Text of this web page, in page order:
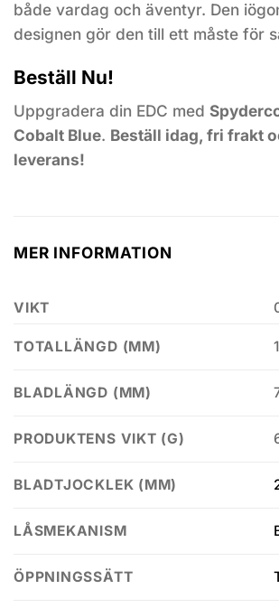
både vardag och äventyr. Den
designen gör den till ett måste för
Beställ Nu!
Uppgradera din EDC med
Cobalt Blue. Beställ idag, fri frakt
leverans!
MER INFORMATION
VIKT
TOTALLÄNGD (MM)
BLADLÄNGD (MM)
PRODUKTENS VIKT (G)
BLADTJOCKLEK (MM)
LÅSMEKANISM
ÖPPNINGSSÄTT